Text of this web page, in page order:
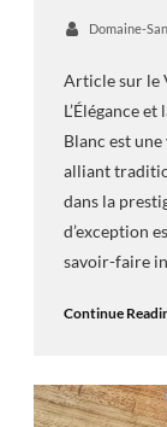
Domaine-
Article sur le
L’Élégance
Blanc est
alliant
dans la
d’exception
savoir-faire
Continue